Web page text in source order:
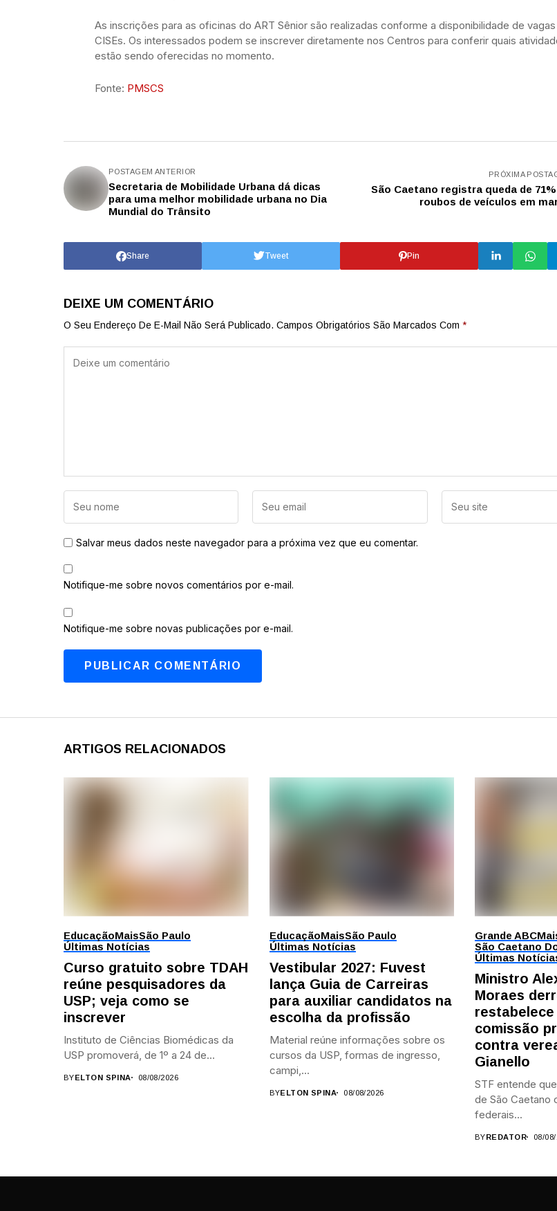
As inscrições para as oficinas do ART Sênior são realizadas conforme a disponibilidade de
CISEs. Os interessados podem se inscrever diretamente nos Centros para conferir quais
estão sendo oferecidas no momento.
Fonte: PMSCS
POSTAGEM ANTERIOR
Secretaria de Mobilidade Urbana dá dicas
para uma melhor mobilidade urbana no Dia
Mundial do Trânsito
PRÓXIMA
São Caetano registra queda de
roubos de veículos em
Share Tweet Pin
DEIXE UM COMENTÁRIO
O Seu Endereço De E-Mail Não Será Publicado. Campos Obrigatórios São Marcados Com *
Salvar meus dados neste navegador para a próxima vez que eu comentar.
Notifique-me sobre novos comentários por e-mail.
Notifique-me sobre novas publicações por e-mail.
ARTIGOS RELACIONADOS
EducaçãoMaisSão Paulo
Últimas Notícias
Curso gratuito sobre TDAH
reúne pesquisadores da
USP; veja como se
inscrever
Instituto de Ciências Biomédicas da
USP promoverá, de 1º a 24 de...
BYELTON SPINA 08/08/2026
EducaçãoMaisSão Paulo
Últimas Notícias
Vestibular 2027: Fuvest
lança Guia de Carreiras
para auxiliar candidatos na
escolha da profissão
Material reúne informações sobre os
cursos da USP, formas de ingresso,
campi,...
BYELTON SPINA 08/08/2026
Grande ABC
São Caetano
Últimas
Ministro
Moraes
comissão
contra
Gianello
STF entende
de São Caetano
federais...
BYREDATOR 08/